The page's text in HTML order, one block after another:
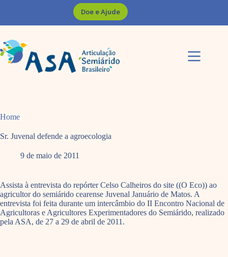
Doe e Ajude
Home
Sr. Juvenal defende a agroecologia
9 de maio de 2011
Assista à entrevista do repórter Celso Calheiros do site ((O Eco)) ao
agricultor do semiárido cearense Juvenal Januário de Matos. A
entrevista foi feita durante um intercâmbio do II Encontro Nacional de
Agricultoras e Agricultores Experimentadores do Semiárido, realizado
pela ASA, de 27 a 29 de abril de 2011.